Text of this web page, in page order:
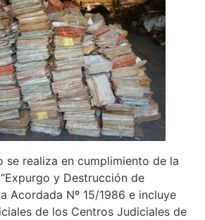
se realiza en cumplimiento de la
y Destrucción de
Acordada Nº 15/1986 e incluye
de los Centros Judiciales de